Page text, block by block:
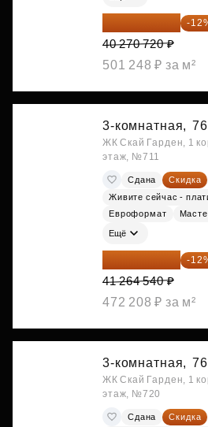
35 438 234 ₽ -
40 270 720 ₽
501 248 ₽ за м²
3-комнатная,
ЖК Скай Гарден, 1
этаж, №711
Сдана Скидка
Живите сейчас -
Евроформат
Ещё
36 312 795 ₽ -
41 264 540 ₽
472 208 ₽ за м²
3-комнатная,
ЖК Скай Гарден, 1
этаж, №720
Сдана Скидка